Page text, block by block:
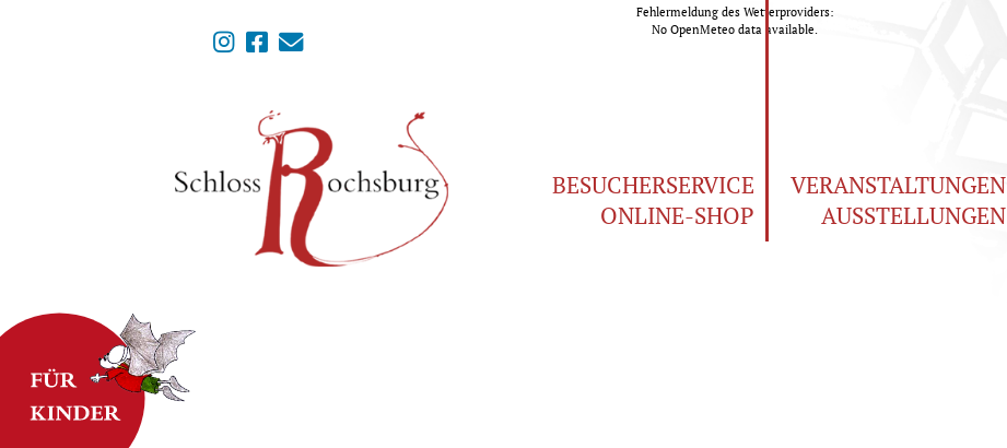
Fehlermeldung des Wetterproviders:
No OpenMeteo data available.
BESUCHERSERVICE
ONLINE-SHOP
VERANSTALTUNGEN
AUSSTELLUNGEN